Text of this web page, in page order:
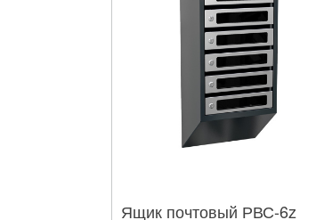
Ящик почтовый РВС-6z